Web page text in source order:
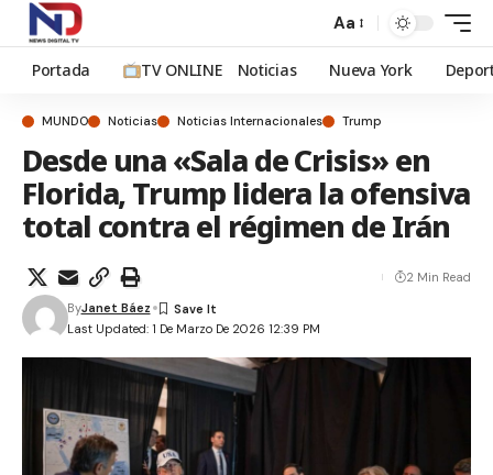
Aa
Portada TV ONLINE Noticias Nueva York
MUNDO Noticias Noticias Internacionales Trump
Desde una «Sala de Crisis» en
Florida, Trump lidera la ofensiva
total contra el régimen de Irán
Last Updated: 1 De Marzo De 2026 12:39 PM
ByJanet Báez
2 Min Read